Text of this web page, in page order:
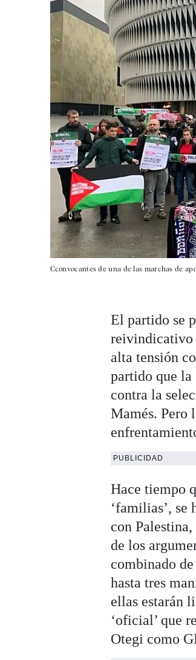
Cconvocantes de una de las marchas de
El partido se
reivindicativo
alta tensión
partido que la
contra la
Mamés. Pero
PUBLICIDAD
Hace tiempo
‘familias’, se
con
de los
combinado
hasta tres
ellas estarán
‘oficial’ que
Otegi como